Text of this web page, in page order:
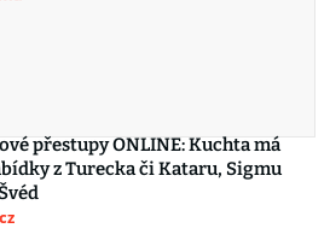
přestupy ONLINE: Kuchta má
z Turecka či Kataru, Sigmu